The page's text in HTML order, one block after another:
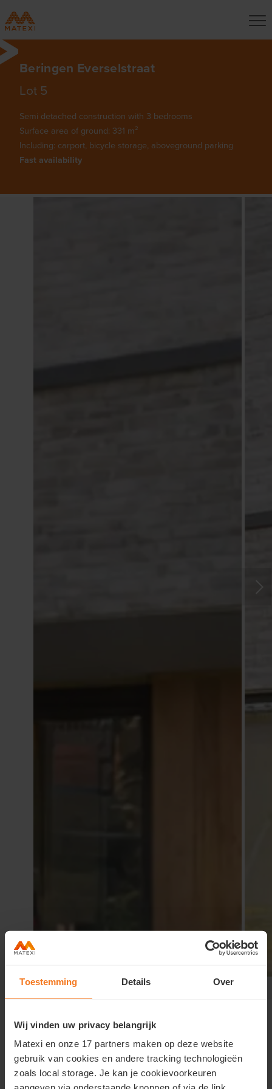
Toestemming Details Over
Wij vinden uw privacy belangrijk
Matexi en onze 17 partners maken op deze website
gebruik van cookies en andere tracking technologieën
zoals local storage. Je kan je cookievoorkeuren
Beringen Everselstraat
Lot 5
Semi detached construction with 3 bedrooms
Surface area of ground: 331 m²
Including: carport, bicycle storage, aboveground parking
Fast availability
Beringen Everselstraat Contact
Nous contacter
Vous souhaitez obtenir plus d'informations sur cette